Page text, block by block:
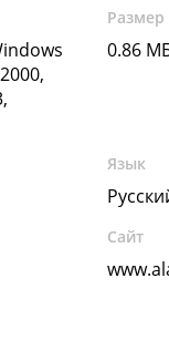
Размер
0.86
Язык
Сайт